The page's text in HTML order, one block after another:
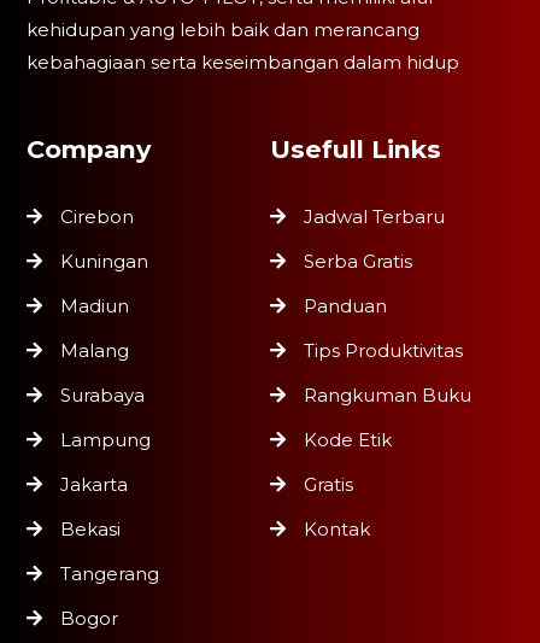
kehidupan yang lebih baik dan merancang
kebahagiaan serta keseimbangan dalam hidup
Company
Cirebon
Kuningan
Madiun
Malang
Surabaya
Lampung
Jakarta
Bekasi
Tangerang
Bogor
Usefull Links
Jadwal Terbaru
Serba Gratis
Panduan
Tips Produktivitas
Rangkuman Buku
Kode Etik
Gratis
Kontak